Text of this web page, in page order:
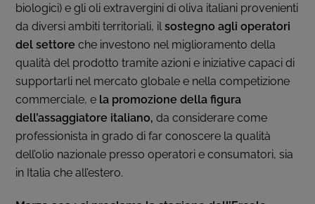
biologici) e gli oli extravergini di oliva italiani provenienti
da diversi ambiti territoriali, ilsostegno agli operatori
del settore che investono nel miglioramento della
qualità del prodotto tramite azioni e iniziative capaci di
supportarli nel mercato globale e nella competizione
commerciale, e la promozione della figura
dell’assaggiatore italiano,da considerare come
professionista in grado di far conoscere la qualità
dell’olio nazionale presso operatori e consumatori, sia
in Italia che all’estero.